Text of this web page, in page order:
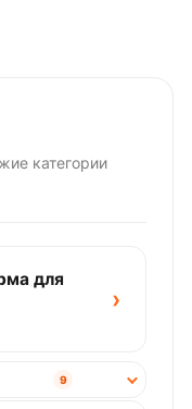
категории
для
›
9